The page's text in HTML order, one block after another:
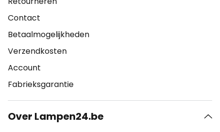
Contact
Betaalmogelijkheden
Verzendkosten
Account
Fabrieksgarantie
Over Lampen24.be